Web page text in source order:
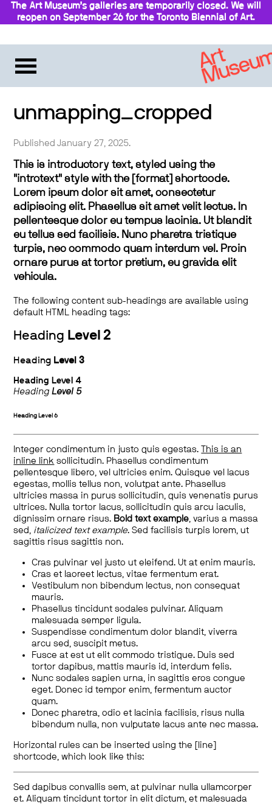
The Art Museum’s galleries are temporarily closed. We will
reopen on September 26 for the Toronto Biennial of Art.
unmapping_cropped
Published January 27, 2025.
This is introductory text, styled using the
"introtext" style with the [format] shortcode.
Lorem ipsum dolor sit amet, consectetur
adipiscing elit. Phasellus sit amet velit lectus. In
pellentesque dolor eu tempus lacinia. Ut blandit
eu tellus sed facilisis. Nunc pharetra tristique
turpis, nec commodo quam interdum vel. Proin
ornare purus at tortor pretium, eu gravida elit
vehicula.
The following content sub-headings are available using
default HTML heading tags:
Heading Level 2
Heading Level 3
Heading Level 4
HeadingLevel 5
Heading Level 6
Integer condimentum in justo quis egestas.
This is an
inline link sollicitudin. Phasellus condimentum
pellentesque libero, vel ultricies enim. Quisque vel lacus
egestas, mollis tellus non, volutpat ante. Phasellus
ultricies massa in purus sollicitudin, quis venenatis purus
ultrices. Nulla tortor lacus, sollicitudin quis arcu iaculis,
dignissim ornare risus. Bold text example, varius a massa
sed, italicized text example. Sed facilisis turpis lorem, ut
sagittis risus sagittis non.
Cras pulvinar vel justo ut eleifend. Ut at enim mauris.
Cras et laoreet lectus, vitae fermentum erat.
Vestibulum non bibendum lectus, non consequat
mauris.
Phasellus tincidunt sodales pulvinar. Aliquam
malesuada semper ligula.
Suspendisse condimentum dolor blandit, viverra
arcu sed, suscipit metus.
Fusce at est ut elit commodo tristique. Duis sed
tortor dapibus, mattis mauris id, interdum felis.
Nunc sodales sapien urna, in sagittis eros congue
eget. Donec id tempor enim, fermentum auctor
quam.
Donec pharetra, odio et lacinia facilisis, risus nulla
bibendum nulla, non vulputate lacus ante nec massa.
Horizontal rules can be inserted using the [line]
shortcode, which look like this:
Sed dapibus convallis sem, at pulvinar nulla ullamcorper
et. Aliquam tincidunt tortor in elit dictum, et malesuada